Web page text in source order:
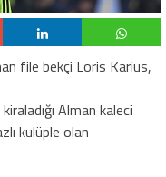
file bekçi Loris Karius,
Alman kaleci
kulüple olan